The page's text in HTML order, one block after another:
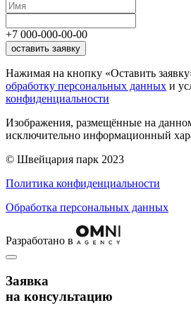
+7 000-000-00-00
оставить заявку
Нажимая на кнопку «Оставить
обработку персональных данных и
конфиденциальности
Изображения, размещённые на
исключительно информационный
© Швейцария парк 2023
Политика конфиденциальности
Обработка персональных данных
Разработано в
Заявка
на консультацию